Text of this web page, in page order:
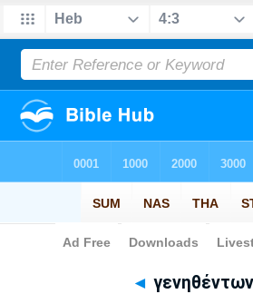
Bible>Strong's > Greek
◄ γενηθέντων